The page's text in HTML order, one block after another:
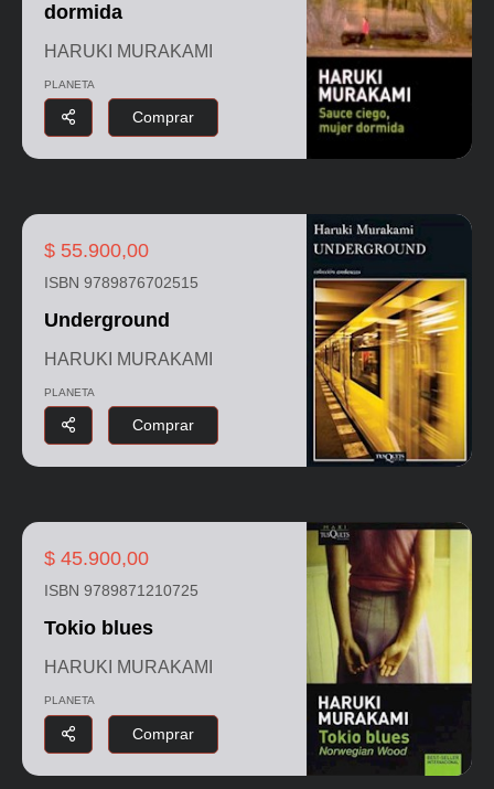
dormida
HARUKI MURAKAMI
PLANETA
Comprar
$ 55.900,00
ISBN 9789876702515
Underground
HARUKI MURAKAMI
PLANETA
Comprar
$ 45.900,00
ISBN 9789871210725
Tokio blues
HARUKI MURAKAMI
PLANETA
Comprar